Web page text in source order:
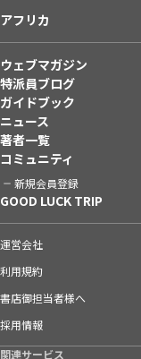
アフリカ
ウェブマガジン
特派員ブログ
ガイドブック
ニュース
著者一覧
コミュニティ
新規会員登録
GOOD LUCK TRIP
運営会社
利用規約
書店御担当者様へ
採用情報
関連サービス